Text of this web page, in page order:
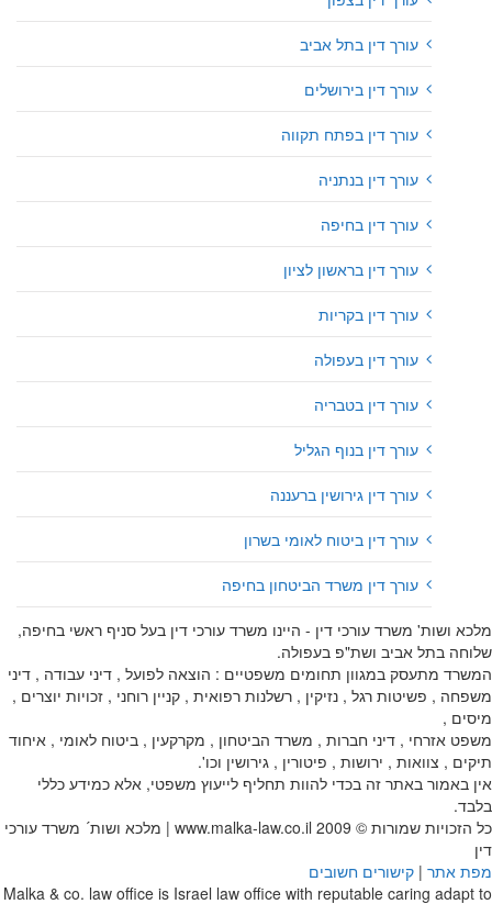
עורך דין בתל אביב
עורך דין בירושלים
עורך דין בפתח תקווה
עורך דין בנתניה
עורך דין בחיפה
עורך דין בראשון לציון
עורך דין בקריות
עורך דין בעפולה
עורך דין בטבריה
עורך דין בנוף הגליל
עורך דין גירושין ברעננה
עורך דין ביטוח לאומי בשרון
עורך דין משרד הביטחון בחיפה
מלכא ושות' משרד עורכי דין - היינו משרד עורכי דין בעל סניף ראשי בחיפה,
שלוחה בתל אביב ושת"פ בעפולה.
המשרד מתעסק במגוון תחומים משפטיים : הוצאה לפועל , דיני עבודה , דיני
משפחה , פשיטות רגל , נזיקין , רשלנות רפואית , קניין רוחני , זכויות יוצרים ,
מיסים ,
משפט אזרחי , דיני חברות , משרד הביטחון , מקרקעין , ביטוח לאומי , איחוד
תיקים , צוואות , ירושות , פיטורין , גירושין וכו'.
אין באמור באתר זה בכדי להוות תחליף לייעוץ משפטי, אלא כמידע כללי
בלבד.
כל הזכויות שמורות © 2009
www.malka-law.co.il | מלכא ושות´ משרד עורכי
דין
מפת אתר | קישורים חשובים
Malka & co. law office is Israel law office with reputable caring adapt to